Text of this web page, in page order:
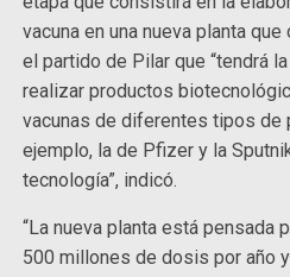
vacuna en una nueva planta
el partido de Pilar que “tendrá
realizar productos
vacunas de diferentes tipos de
ejemplo, la de Pfizer y la
tecnología”, indicó.
“La nueva planta está pensada
500 millones de dosis por año